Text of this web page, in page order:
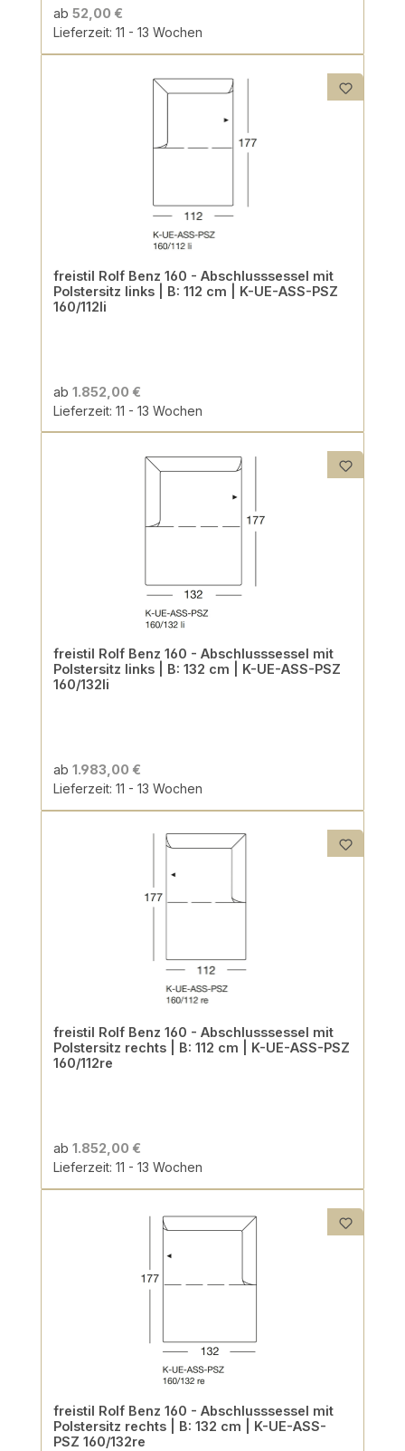
ab 52,00 €
Lieferzeit: 11 - 13 Wochen
freistil Rolf Benz 160 - Abschlusssessel mit
Polstersitz links | B: 112 cm | K-UE-ASS-PSZ
160/112li
ab 1.852,00 €
Lieferzeit: 11 - 13 Wochen
freistil Rolf Benz 160 - Abschlusssessel mit
Polstersitz links | B: 132 cm | K-UE-ASS-PSZ
160/132li
ab 1.983,00 €
Lieferzeit: 11 - 13 Wochen
freistil Rolf Benz 160 - Abschlusssessel mit
Polstersitz rechts | B: 112 cm | K-UE-ASS-PSZ
160/112re
ab 1.852,00 €
Lieferzeit: 11 - 13 Wochen
freistil Rolf Benz 160 - Abschlusssessel mit
Polstersitz rechts | B: 132 cm | K-UE-ASS-
PSZ 160/132re